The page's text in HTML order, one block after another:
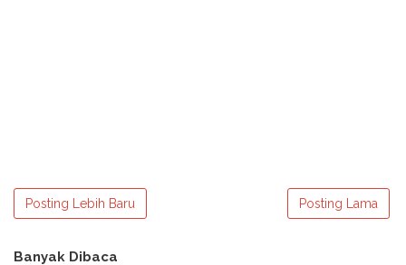
Posting Lebih Baru Posting Lama
Banyak Dibaca